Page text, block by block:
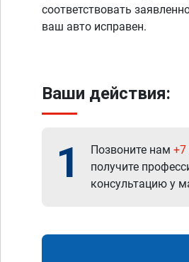
соответствовать
ваш авто исправен.
Ваши действия:
1 Позвоните нам +7
получите
консультацию у